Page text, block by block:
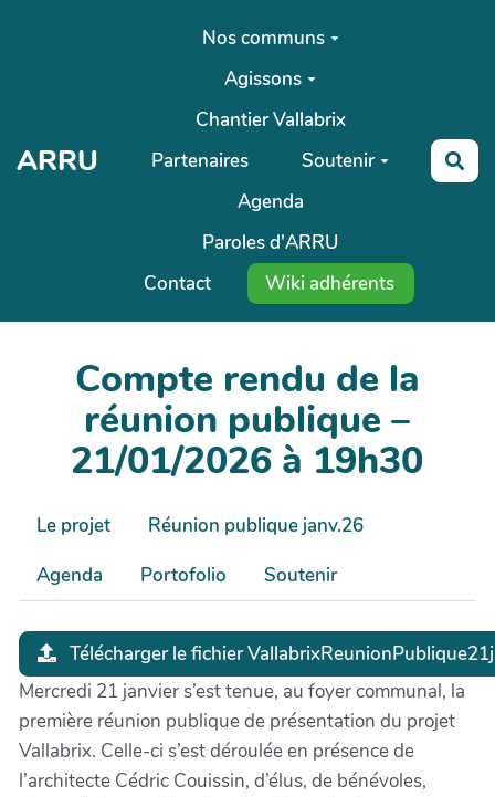
Aller au contenu principal
ARRU
Nos communs
Agissons
Chantier Vallabrix
Partenaires
Soutenir
Agenda
Paroles d'ARRU
Contact
Wiki adhérents
Compte rendu de la
réunion publique –
21/01/2026 à 19h30
Le projet
Réunion publique janv.26
Agenda
Portofolio Soutenir
Télécharger le fichier
Mercredi 21 janvier s’est tenue, au foyer communal, la
première réunion publique de présentation du projet
Vallabrix. Celle-ci s’est déroulée en présence de
l’architecte Cédric Couissin, d’élus, de bénévoles,